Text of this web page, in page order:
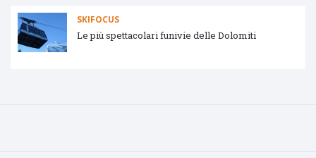
SKIFOCUS
Le più spettacolari funivie delle Dolomiti